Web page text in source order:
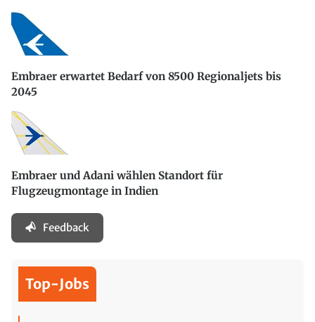
Embraer erwartet Bedarf von 8500 Regionaljets bis
2045
Embraer und Adani wählen Standort für
Flugzeugmontage in Indien
Feedback
Top-Jobs